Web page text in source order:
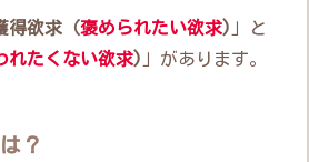
得欲求（褒められたい欲求) 」と
れたくない欲求) 」があります。
？